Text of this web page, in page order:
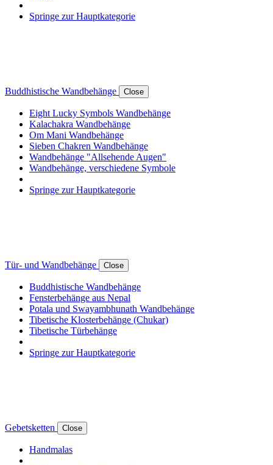
Springe zur Hauptkategorie
Buddhistische Wandbehänge Close
Eight Lucky Symbols Wandbehänge
Kalachakra Wandbehänge
Om Mani Wandbehänge
Sieben Chakren Wandbehänge
Wandbehänge "Allsehende Augen"
Wandbehänge, verschiedene Symbole
Springe zur Hauptkategorie
Tür- und Wandbehänge Close
Buddhistische Wandbehänge
Fensterbehänge aus Nepal
Potala und Swayambhunath Wandbehänge
Tibetische Klosterbehänge (Chukar)
Tibetische Türbehänge
Springe zur Hauptkategorie
Gebetsketten Close
Handmalas